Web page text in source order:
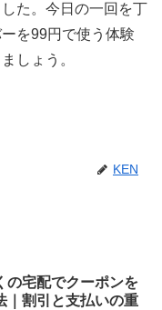
た。今日の一回を丁
を99円で使う体験
しょう。
KEN
の宅配でクーポンを
｜割引と支払いの重